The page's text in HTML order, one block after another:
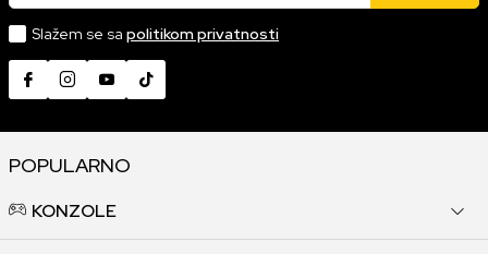
Slažem se sa politikom privatnosti
POPULARNO
KONZOLE